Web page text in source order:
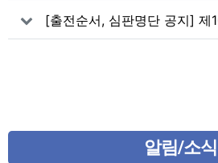
[출전순서, 심판명단 공지] 제
대회 산악
알림/소식